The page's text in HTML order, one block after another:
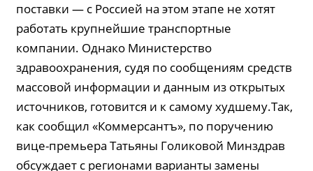
поставки — с Россией на этом этапе не хотят
работать крупнейшие транспортные
компании. Однако Министерство
здравоохранения, судя по сообщениям средств
массовой информации и данным из открытых
источников, готовится и к самому худшему.Так,
как сообщил «Коммерсантъ», по поручению
вице-премьера Татьяны Голиковой Минздрав
обсуждает с регионами варианты замены